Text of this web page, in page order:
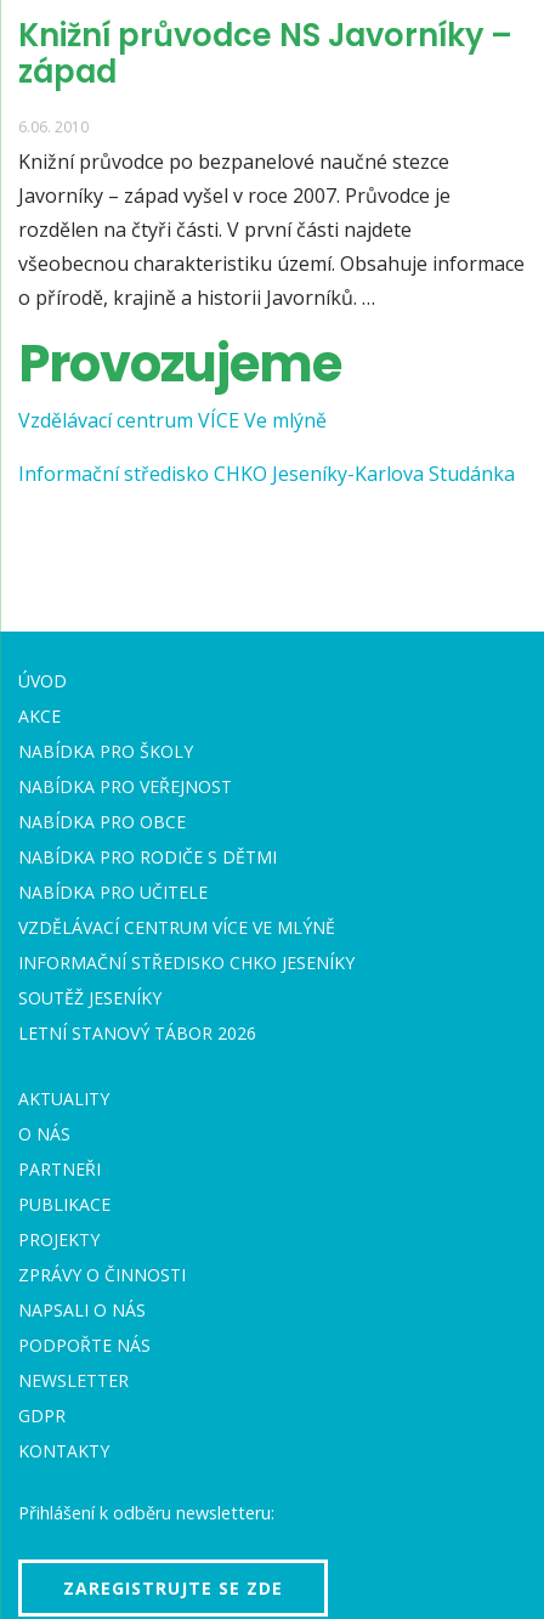
Knižní průvodce NS Javorníky –
západ
6.06. 2010
Knižní průvodce po bezpanelové naučné stezce
Javorníky – západ vyšel v roce 2007. Průvodce je
rozdělen na čtyři části. V první části najdete
všeobecnou charakteristiku území. Obsahuje informace
o přírodě, krajině a historii Javorníků. …
Provozujeme
Vzdělávací centrum VÍCE Ve mlýně
Informační středisko CHKO Jeseníky-Karlova Studánka
ÚVOD
AKCE
NABÍDKA PRO ŠKOLY
NABÍDKA PRO VEŘEJNOST
NABÍDKA PRO OBCE
NABÍDKA PRO RODIČE S DĚTMI
NABÍDKA PRO UČITELE
VZDĚLÁVACÍ CENTRUM VÍCE VE MLÝNĚ
INFORMAČNÍ STŘEDISKO CHKO JESENÍKY
SOUTĚŽ JESENÍKY
LETNÍ STANOVÝ TÁBOR 2026
AKTUALITY
O NÁS
PARTNEŘI
PUBLIKACE
PROJEKTY
ZPRÁVY O ČINNOSTI
NAPSALI O NÁS
PODPOŘTE NÁS
NEWSLETTER
GDPR
KONTAKTY
Přihlášení k odběru newsletteru:
ZAREGISTRUJTE SE ZDE